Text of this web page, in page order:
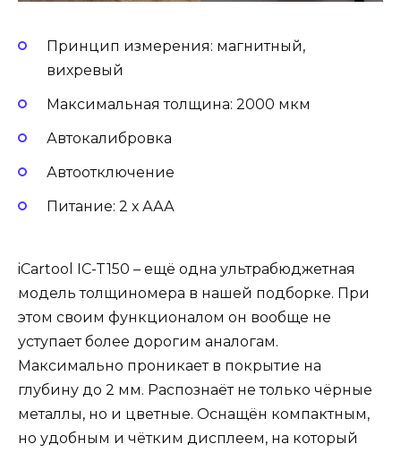
Принцип измерения: магнитный,
вихревый
Максимальная толщина: 2000 мкм
Автокалибровка
Автоотключение
Питание: 2 х ААА
iCartool IC-T150 – ещё одна ультрабюджетная
модель толщиномера в нашей подборке. При
этом своим функционалом он вообще не
уступает более дорогим аналогам.
Максимально проникает в покрытие на
глубину до 2 мм. Распознаёт не только чёрные
металлы, но и цветные. Оснащён компактным,
но удобным и чётким дисплеем, на который